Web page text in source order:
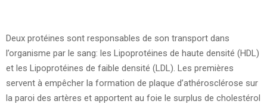
Deux protéines sont responsables de son transport dans
l’organisme par le sang: les Lipoprotéines de haute densité (HDL)
et les Lipoprotéines de faible densité (LDL). Les premières
servent à empêcher la formation de plaque d’athérosclérose sur
la paroi des artères et apportent au foie le surplus de cholestérol